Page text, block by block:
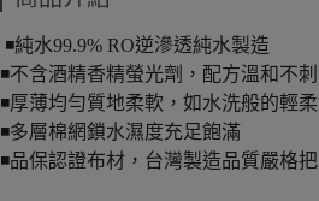
◾️純水99.9% RO逆滲透純水製造
◾️不含酒精香精螢光劑，配方溫和不
◾️厚薄均勻質地柔軟，如水洗般的輕
◾️多層棉網鎖水濕度充足飽滿
◾️品保認證布材，台灣製造品質嚴格